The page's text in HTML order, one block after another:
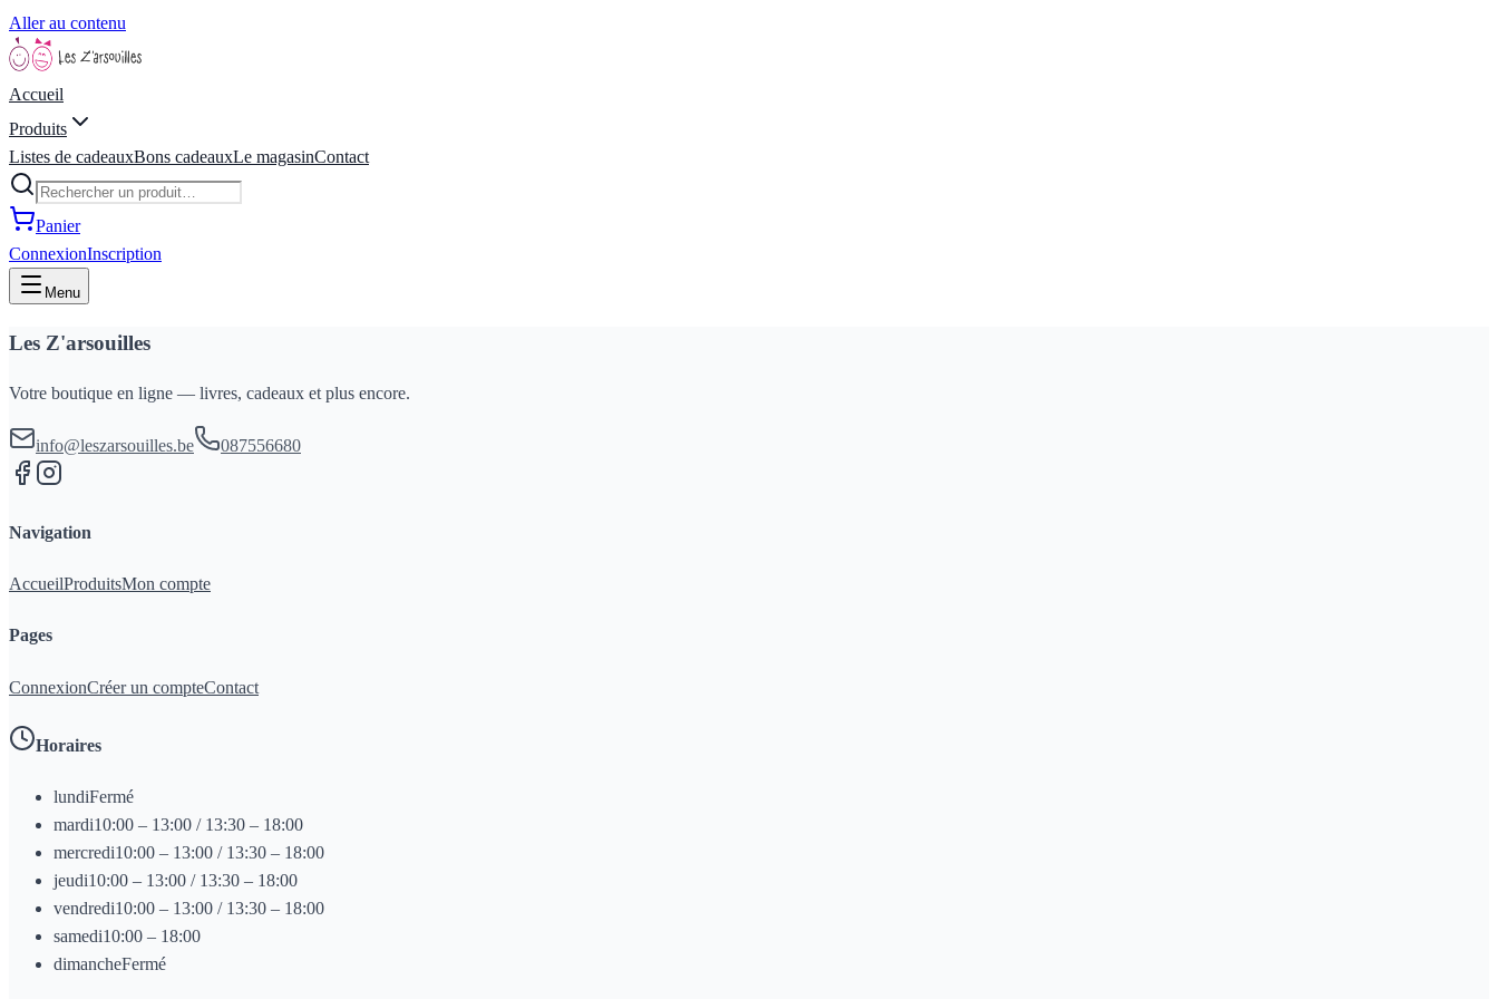
Aller au contenu
Accueil
Produits
Listes de cadeauxBons cadeauxLe magasinContact
Panier
ConnexionInscription
Menu
Les Z'arsouilles
Votre boutique en ligne — livres, cadeaux et plus encore.
info@leszarsouilles.be 087556680
Navigation
AccueilProduitsMon compte
Pages
ConnexionCréer un compteContact
Horaires
lundiFermé
mardi10:00 – 13:00 / 13:30 – 18:00
mercredi10:00 – 13:00 / 13:30 – 18:00
jeudi10:00 – 13:00 / 13:30 – 18:00
vendredi10:00 – 13:00 / 13:30 – 18:00
samedi10:00 – 18:00
dimancheFermé